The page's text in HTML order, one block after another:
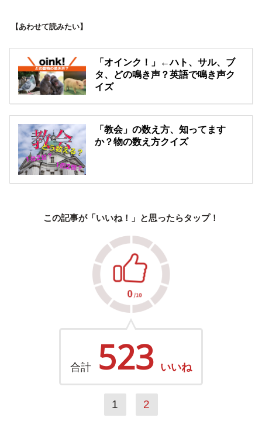
【あわせて読みたい】
「オインク！」←ハト、サル、ブ
タ、どの鳴き声？英語で鳴き声ク
イズ
「教会」の数え方、知ってます
か？物の数え方クイズ
この記事が「いいね！」と思ったらタップ！
合計 523 いいね
1 2